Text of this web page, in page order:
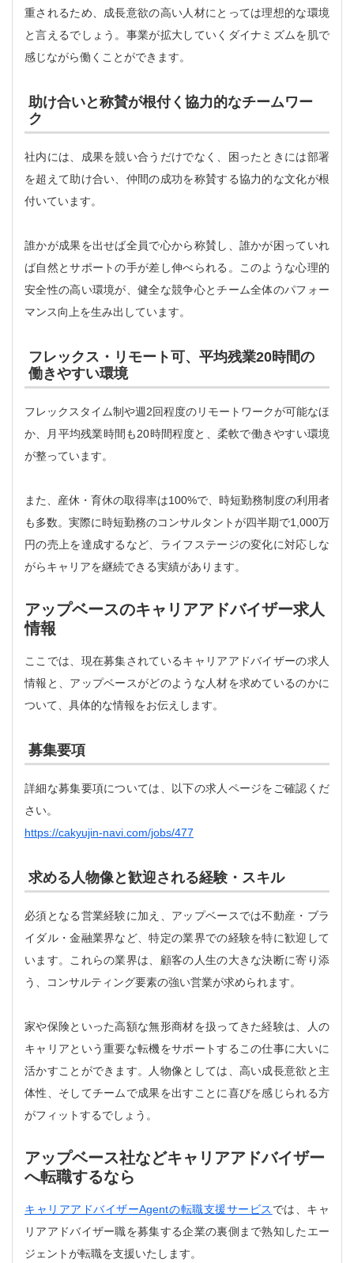
重されるため、成長意欲の高い人材にとっては理想的な環境
と言えるでしょう。事業が拡大していくダイナミズムを肌で
感じながら働くことができます。
助け合いと称賛が根付く協力的なチームワー
ク
社内には、成果を競い合うだけでなく、困ったときには部署
を超えて助け合い、仲間の成功を称賛する協力的な文化が根
付いています。
誰かが成果を出せば全員で心から称賛し、誰かが困っていれ
ば自然とサポートの手が差し伸べられる。このような心理的
安全性の高い環境が、健全な競争心とチーム全体のパフォー
マンス向上を生み出しています。
フレックス・リモート可、平均残業20時間の
働きやすい環境
フレックスタイム制や週2回程度のリモートワークが可能なほ
か、月平均残業時間も20時間程度と、柔軟で働きやすい環境
が整っています。
また、産休・育休の取得率は100%で、時短勤務制度の利用者
も多数。実際に時短勤務のコンサルタントが四半期で1,000万
円の売上を達成するなど、ライフステージの変化に対応しな
がらキャリアを継続できる実績があります。
アップベースのキャリアアドバイザー求人
情報
ここでは、現在募集されているキャリアアドバイザーの求人
情報と、アップベースがどのような人材を求めているのかに
ついて、具体的な情報をお伝えします。
募集要項
詳細な募集要項については、以下の求人ページをご確認くだ
さい。
https://cakyujin-navi.com/jobs/477
求める人物像と歓迎される経験・スキル
必須となる営業経験に加え、アップベースでは不動産・ブラ
イダル・金融業界など、特定の業界での経験を特に歓迎して
います。これらの業界は、顧客の人生の大きな決断に寄り添
う、コンサルティング要素の強い営業が求められます。
家や保険といった高額な無形商材を扱ってきた経験は、人の
キャリアという重要な転機をサポートするこの仕事に大いに
活かすことができます。人物像としては、高い成長意欲と主
体性、そしてチームで成果を出すことに喜びを感じられる方
がフィットするでしょう。
アップベース社などキャリアアドバイザー
へ転職するなら
キャリアアドバイザーAgentの転職支援サービス では、キャ
リアアドバイザー職を募集する企業の裏側まで熟知したエー
ジェントが転職を支援いたします。